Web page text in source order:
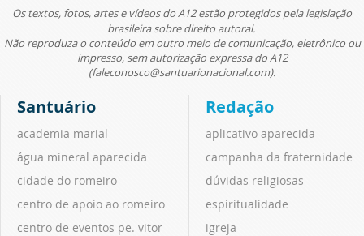
Os textos, fotos, artes e vídeos do A12 estão protegidos pela legislação
brasileira sobre direito autoral.
Não reproduza o conteúdo em outro meio de comunicação, eletrônico ou
impresso, sem autorização expressa do A12
(faleconosco@santuarionacional.com).
Santuário
academia marial
água mineral aparecida
cidade do romeiro
centro de apoio ao romeiro
centro de eventos pe. vitor
Redação
aplicativo aparecida
campanha da fraternidade
dúvidas religiosas
espiritualidade
igreja